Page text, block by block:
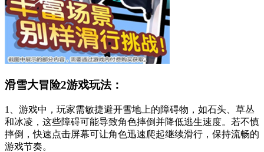
滑雪大冒险2游戏玩法：
1、游戏中，玩家需敏捷避开雪地上的障碍物，如石头、草丛
和冰凌，这些障碍可能导致角色摔倒并降低逃生速度。若不慎
摔倒，快速点击屏幕可让角色迅速爬起继续滑行，保持流畅的
游戏节奏。